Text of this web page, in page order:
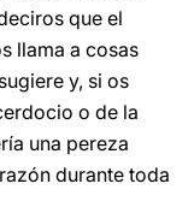
que el
llama a cosas
y, si os
o de la
una pereza
durante toda